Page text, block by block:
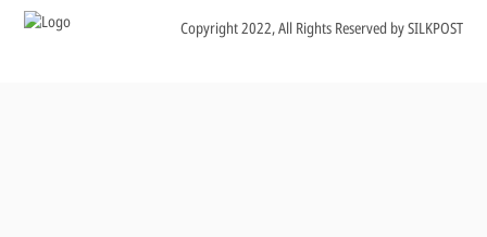
Copyright 2022, All Rights Reserved by SILKPOST